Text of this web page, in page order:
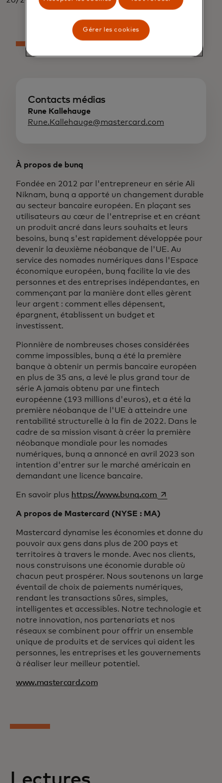
Contacts médias
Rune Kallehauge
Rune.Kallehauge@mastercard.com
À propos de bunq
Fondée en 2012 par l'entrepreneur en série Ali
Niknam, bunq a apporté un changement durable
au secteur bancaire européen. En plaçant ses
utilisateurs au cœur de l'entreprise et en créant
un produit ancré dans leurs souhaits et leurs
besoins, bunq s'est rapidement développée pour
devenir la deuxième néobanque de l'UE. Au
service des nomades numériques dans l'Espace
économique européen, bunq facilite la vie des
personnes et des entreprises indépendantes, en
commençant par la manière dont elles gèrent
leur argent : comment elles dépensent,
épargnent, établissent un budget et
investissent.
Pionnière de nombreuses choses considérées
comme impossibles, bunq a été la première
banque à obtenir un permis bancaire européen
en plus de 35 ans, a levé le plus grand tour de
série A jamais obtenu par une fintech
européenne (193 millions d'euros), et a été la
première néobanque de l'UE à atteindre une
rentabilité structurelle à la fin de 2022. Dans le
cadre de sa mission visant à créer la première
néobanque mondiale pour les nomades
numériques, bunq a annoncé en avril 2023 son
intention d'entrer sur le marché américain en
demandant une licence bancaire.
En savoir plus https://www.bunq.com s’ouvre dans un
A propos de Mastercard (NYSE : MA)
Mastercard dynamise les économies et donne du
pouvoir aux gens dans plus de 200 pays et
territoires à travers le monde. Avec nos clients,
nous construisons une économie durable où
chacun peut prospérer. Nous soutenons un large
éventail de choix de paiements numériques,
rendant les transactions sûres, simples,
intelligentes et accessibles. Notre technologie et
notre innovation, nos partenariats et nos
réseaux se combinent pour offrir un ensemble
unique de produits et de services qui aident les
personnes, les entreprises et les gouvernements
à réaliser leur meilleur potentiel.
www.mastercard.com
Gérer les cookies